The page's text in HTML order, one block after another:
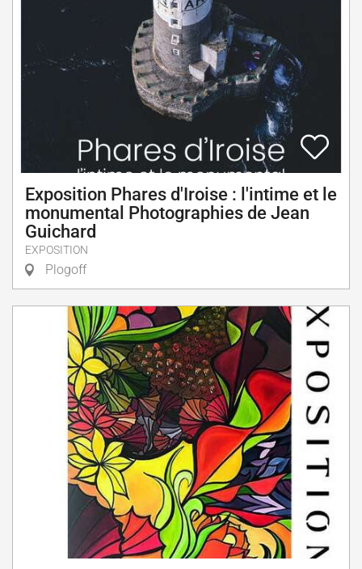
Exposition Phares d'Iroise : l'intime et le
monumental Photographies de Jean
Guichard
EXPOSITION
Plogoff